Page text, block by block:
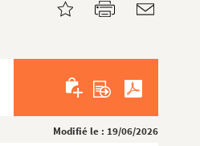
Modifié le : 19/06/2026